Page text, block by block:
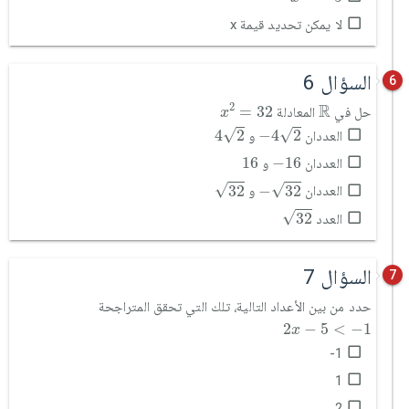
لا يمكن تحديد قيمة x
6 السؤال 6
حل في R
ℝالمعادلة x2 = 32
2 32
العددان −4√2
2
و 4√2
4
العددان −16
16 و 16
16
العددان −√32 و √32
32
العدد √32
32
7 السؤال 7
حدد من بين الأعداد التالية، تلك التي تحقق المتراجحة
2x − 5 < −1
2x 5 <- 1
1-
1